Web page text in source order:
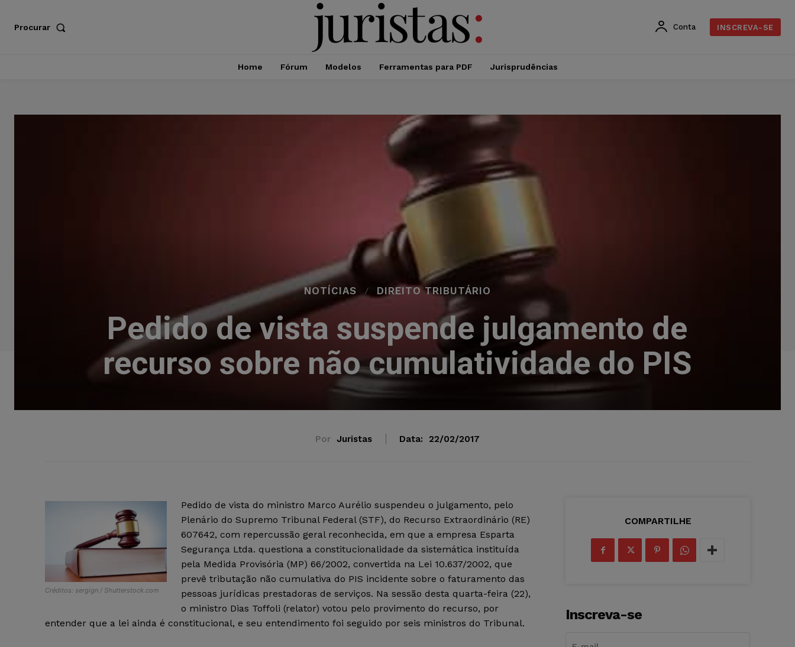
Procurar Conta INSCREVA-SE
Home Fórum Modelos Ferramentas para PDF Jurisprudências
NOTÍCIAS DIREITO TRIBUTÁRIO
Pedido de vista suspende julgamento de
recurso sobre não cumulatividade do PIS
Por Juristas Data: 22/02/2017
Créditos: sergign / Shutterstock.com
Pedido de vista do ministro Marco Aurélio suspendeu o julgamento, pelo
Plenário do Supremo Tribunal Federal (STF), do Recurso Extraordinário (RE)
607642, com repercussão geral reconhecida, em que a empresa Esparta
Segurança Ltda. questiona a constitucionalidade da sistemática instituída
pela Medida Provisória (MP) 66/2002, convertida na Lei 10.637/2002, que
prevê tributação não cumulativa do PIS incidente sobre o faturamento das
pessoas jurídicas prestadoras de serviços. Na sessão desta quarta-feira (22),
o ministro Dias Toffoli (relator) votou pelo provimento do recurso, por
entender que a lei ainda é constitucional, e seu entendimento foi seguido por seis ministros do Tribunal.
COMPARTILHE
Inscreva-se